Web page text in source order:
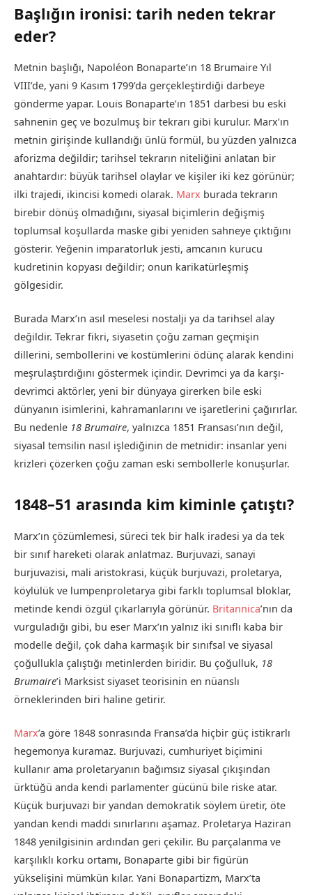
Başlığın ironisi: tarih neden tekrar
eder?
Metnin başlığı, Napoléon Bonaparte’ın 18 Brumaire Yıl
VIII’de, yani 9 Kasım 1799’da gerçekleştirdiği darbeye
gönderme yapar. Louis Bonaparte’ın 1851 darbesi bu eski
sahnenin geç ve bozulmuş bir tekrarı gibi kurulur. Marx’ın
metnin girişinde kullandığı ünlü formül, bu yüzden yalnızca
aforizma değildir; tarihsel tekrarın niteliğini anlatan bir
anahtardır: büyük tarihsel olaylar ve kişiler iki kez görünür;
ilki trajedi, ikincisi komedi olarak. Marx burada tekrarın
birebir dönüş olmadığını, siyasal biçimlerin değişmiş
toplumsal koşullarda maske gibi yeniden sahneye çıktığını
gösterir. Yeğenin imparatorluk jesti, amcanın kurucu
kudretinin kopyası değildir; onun karikatürleşmiş
gölgesidir.
Burada Marx’ın asıl meselesi nostalji ya da tarihsel alay
değildir. Tekrar fikri, siyasetin çoğu zaman geçmişin
dillerini, sembollerini ve kostümlerini ödünç alarak kendini
meşrulaştırdığını göstermek içindir. Devrimci ya da karşı-
devrimci aktörler, yeni bir dünyaya girerken bile eski
dünyanın isimlerini, kahramanlarını ve işaretlerini çağırırlar.
Bu nedenle 18 Brumaire, yalnızca 1851 Fransası’nın değil,
siyasal temsilin nasıl işlediğinin de metnidir: insanlar yeni
krizleri çözerken çoğu zaman eski sembollerle konuşurlar.
1848–51 arasında kim kiminle çatıştı?
Marx’ın çözümlemesi, süreci tek bir halk iradesi ya da tek
bir sınıf hareketi olarak anlatmaz. Burjuvazi, sanayi
burjuvazisi, mali aristokrasi, küçük burjuvazi, proletarya,
köylülük ve lumpenproletarya gibi farklı toplumsal bloklar,
metinde kendi özgül çıkarlarıyla görünür. Britannica’nın da
vurguladığı gibi, bu eser Marx’ın yalnız iki sınıflı kaba bir
modelle değil, çok daha karmaşık bir sınıfsal ve siyasal
çoğullukla çalıştığı metinlerden biridir. Bu çoğulluk, 18
Brumaire’i Marksist siyaset teorisinin en nüanslı
örneklerinden biri haline getirir.
Marx’a göre 1848 sonrasında Fransa’da hiçbir güç istikrarlı
hegemonya kuramaz. Burjuvazi, cumhuriyet biçimini
kullanır ama proletaryanın bağımsız siyasal çıkışından
ürktüğü anda kendi parlamenter gücünü bile riske atar.
Küçük burjuvazi bir yandan demokratik söylem üretir, öte
yandan kendi maddi sınırlarını aşamaz. Proletarya Haziran
1848 yenilgisinin ardından geri çekilir. Bu parçalanma ve
karşılıklı korku ortamı, Bonaparte gibi bir figürün
yükselişini mümkün kılar. Yani Bonapartizm, Marx’ta